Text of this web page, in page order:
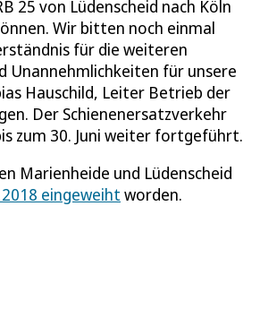
25 von Lüdenscheid nach Köln
Wir bitten noch einmal
für die weiteren
Unannehmlichkeiten für unsere
Hauschild, Leiter Betrieb der
Der Schienenersatzverkehr
zum 30. Juni weiter fortgeführt.
Marienheide und Lüdenscheid
eingeweiht worden.